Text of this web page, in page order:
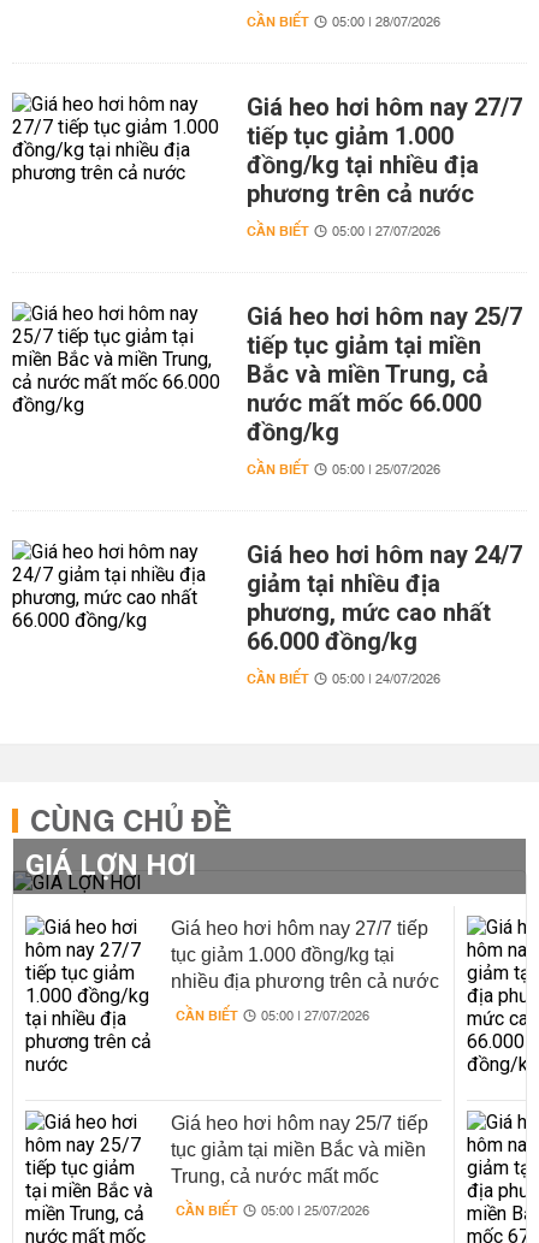
CẦN BIẾT 05:00 | 28/07/2026
Giá heo hơi hôm nay 27/7
tiếp tục giảm 1.000
đồng/kg tại nhiều địa
phương trên cả nước
CẦN BIẾT 05:00 | 27/07/2026
Giá heo hơi hôm nay 25/7
tiếp tục giảm tại miền
Bắc và miền Trung, cả
nước mất mốc 66.000
đồng/kg
CẦN BIẾT 05:00 | 25/07/2026
Giá heo hơi hôm nay 24/7
giảm tại nhiều địa
phương, mức cao nhất
66.000 đồng/kg
CẦN BIẾT 05:00 | 24/07/2026
CÙNG CHỦ ĐỀ
GIÁ LỢN HƠI
Giá heo hơi hôm nay 27/7 tiếp
tục giảm 1.000 đồng/kg tại
nhiều địa phương trên cả nước
CẦN BIẾT 05:00 | 27/07/2026
Giá heo hơi hôm nay 25/7 tiếp
tục giảm tại miền Bắc và miền
Trung, cả nước mất mốc
66.000 đồng/kg
CẦN BIẾT 05:00 | 25/07/2026